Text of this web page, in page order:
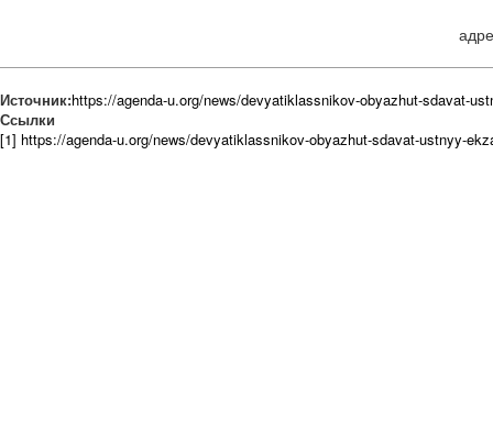
Источник:https://agenda-u.org/news/devyatiklassnikov-obyazhut-sdavat-
Ссылки
[1] https://agenda-u.org/news/devyatiklassnikov-obyazhut-sdavat-ustnyy-